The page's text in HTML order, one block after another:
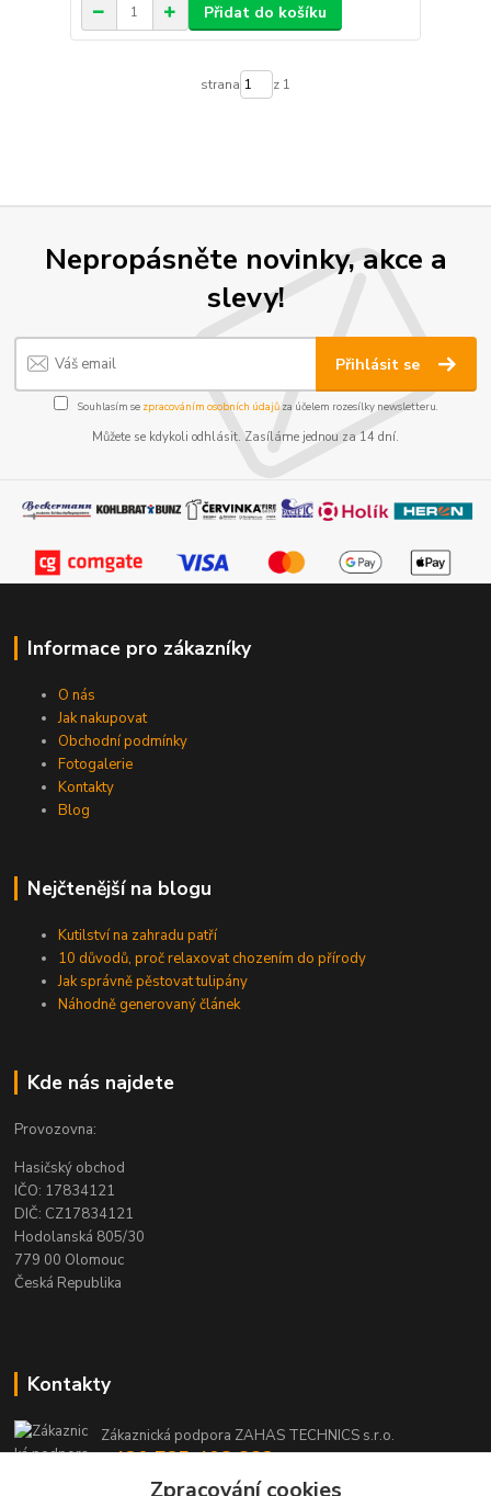
Přidat do košíku
strana z 1
Nepropásněte novinky, akce a
slevy!
Přihlásit se
Souhlasím se zpracováním osobních údajůza účelem rozesílky newsletteru.
Můžete se kdykoli odhlásit. Zasíláme jednou za 14 dní.
Informace pro zákazníky
O nás
Jak nakupovat
Obchodní podmínky
Fotogalerie
Kontakty
Blog
Nejčtenější na blogu
Kutilství na zahradu patří
10 důvodů, proč relaxovat chozením do přírody
Jak správně pěstovat tulipány
Náhodně generovaný článek
Kde nás najdete
Provozovna:
Hasičský obchod
IČO: 17834121
DIČ: CZ17834121
Hodolanská 805/30
779 00 Olomouc
Česká Republika
Kontakty
Zákaznická podpora ZAHAS TECHNICS s.r.o.
+420 725 408 883
(Po-Pá, 8-16 hod.)
Zpracování cookies